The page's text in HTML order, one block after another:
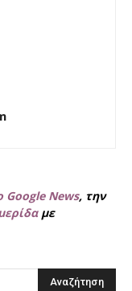
Google News, την
με